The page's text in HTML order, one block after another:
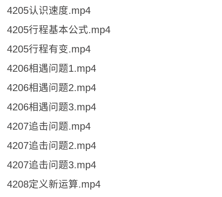
4205认识速度.mp4
4205行程基本公式.mp4
4205行程有变.mp4
4206相遇问题1.mp4
4206相遇问题2.mp4
4206相遇问题3.mp4
4207追击问题.mp4
4207追击问题2.mp4
4207追击问题3.mp4
4208定义新运算.mp4